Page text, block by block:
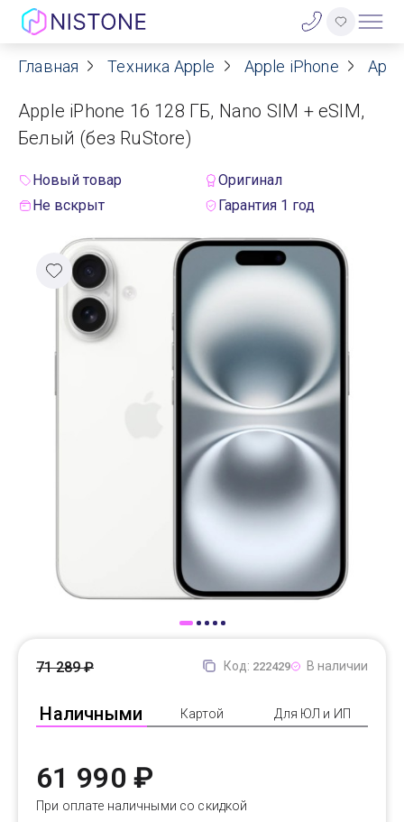
Акции
О нас
Договор оферты
Реквизиты
Контакты
Главная Техника Apple Apple iPhone
Apple iPhone 16 128 ГБ, Nano SIM + eSIM,
Белый (без RuStore)
Новый товар
Оригинал
Не вскрыт
Гарантия 1 год
Код: 222429 В наличии
Наличными Картой Для ЮЛ и ИП
71 289 ₽
61 990 ₽
При оплате наличными со скидкой